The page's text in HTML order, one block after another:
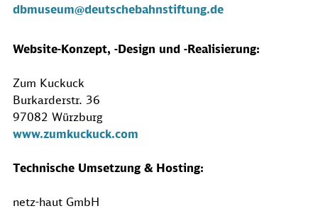
dbmuseum@deutschebahnstiftung.de
Website-Konzept, -Design und -Realisierung:
Zum Kuckuck
Burkarderstr. 36
97082 Würzburg
www.zumkuckuck.com
Technische Umsetzung & Hosting:
netz-haut GmbH